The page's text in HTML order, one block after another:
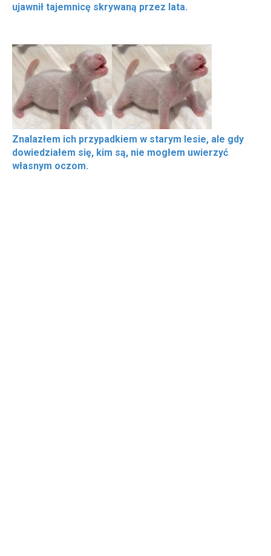
ujawnił tajemnicę skrywaną przez lata.
Znalazłem ich przypadkiem w starym lesie, ale gdy
dowiedziałem się, kim są, nie mogłem uwierzyć
własnym oczom.